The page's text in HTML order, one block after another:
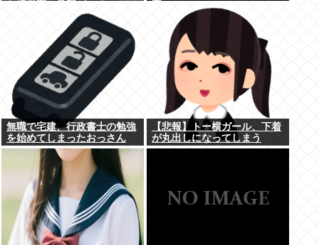
無職で宅建、行政書士の勉強
を始めてしまったおっさん
【悲報】トー横ガール、下着
が丸出しになってしまう
www